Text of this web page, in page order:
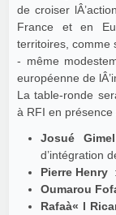
de croiser
France et en
territoires, comme
- même
européenne de
La table-ronde
à RFI en présence
Josué Gimel
d’intégration
Pierre Henry
Oumarou
Rafaà« l